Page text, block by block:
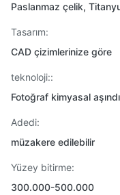
Paslanmaz çelik,
Tasarım:
CAD çizimlerinize göre
teknoloji::
Fotoğraf kimyasal
Adedi:
müzakere edilebilir
Yüzey bitirme:
300.000-500.000